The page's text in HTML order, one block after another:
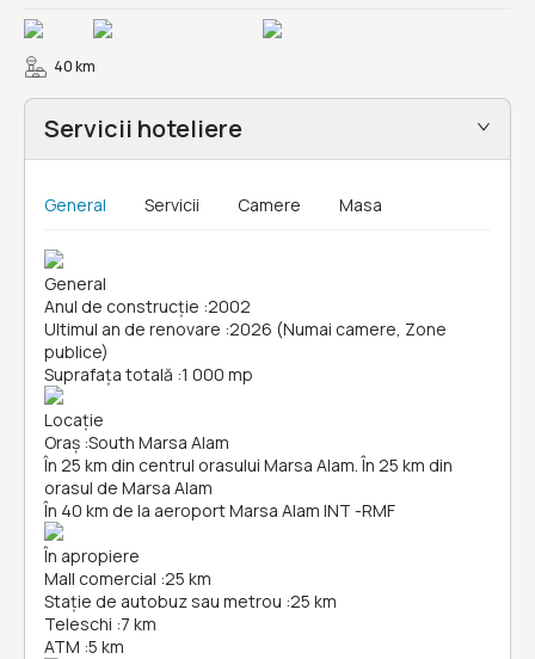
40 km
Servicii hoteliere
General Servicii Camere Masa
General
Anul de construcție :2002
Ultimul an de renovare :2026 (Numai camere, Zone
publice)
Suprafața totală :1 000 mp
Locație
Oraș :South Marsa Alam
În 25 km din centrul orasului Marsa Alam. În 25 km din
orasul de Marsa Alam
În 40 km de la aeroport Marsa Alam INT -RMF
În apropiere
Mall comercial :25 km
Stație de autobuz sau metrou :25 km
Teleschi :7 km
ATM :5 km